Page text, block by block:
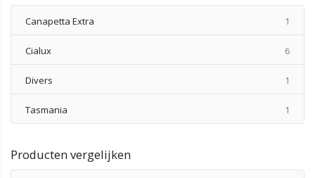
Canapetta Extra 1
Cialux 6
Divers 1
Tasmania 1
Producten vergelijken